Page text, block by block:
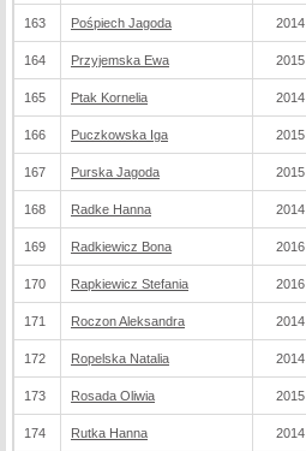
163 Pośpiech Jagoda 2014
164 Przyjemska Ewa 2015
165 Ptak Kornelia 2014
166 Puczkowska Iga 2015
167 Purska Jagoda 2015
168 Radke Hanna 2014
169 Radkiewicz Bona 2016
170 Rapkiewicz Stefania 2016
171 Roczon Aleksandra 2014
172 Ropelska Natalia 2014
173 Rosada Oliwia 2015
174 Rutka Hanna 2014